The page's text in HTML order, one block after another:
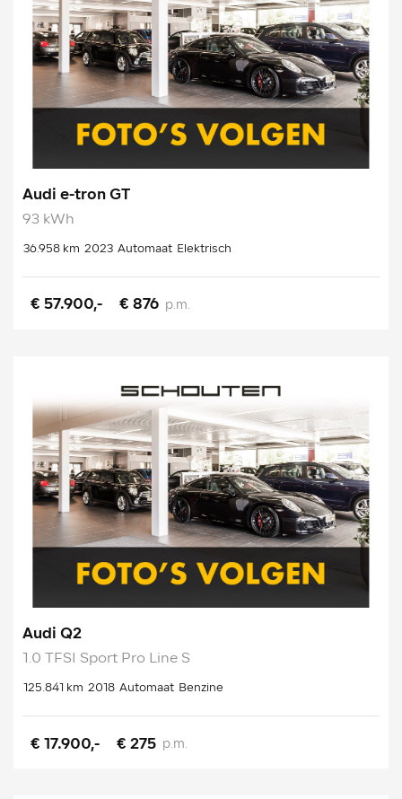
Audi e-tron GT
93 kWh
36.958 km 2023 Automaat Elektrisch
€ 57.900,- € 876 p.m.
Audi Q2
1.0 TFSI Sport Pro Line S
125.841 km 2018 Automaat Benzine
€ 17.900,- € 275 p.m.